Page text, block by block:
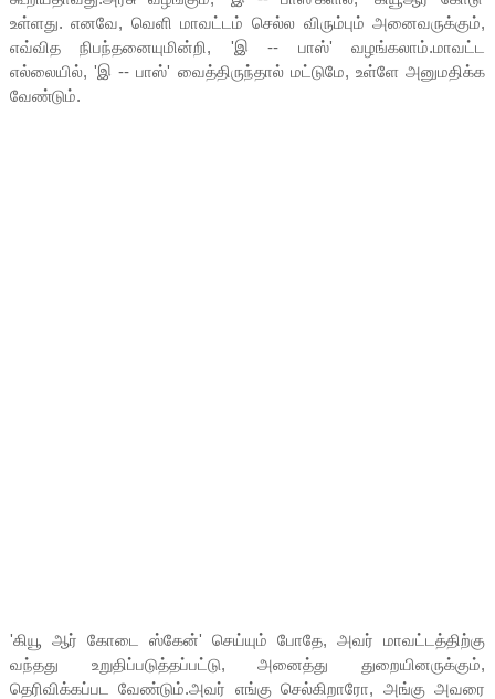
உள்ளது. எனவே, வெளி மாவட்டம் செல்ல விரும்பும் அனைவருக்கும்,
எவ்வித நிபந்தனையுமின்றி, 'இ -- பாஸ்' வழங்கலாம்.மாவட்ட
எல்லையில், 'இ -- பாஸ்' வைத்திருந்தால் மட்டுமே, உள்ளே அனுமதிக்க
வேண்டும்.
'கியூ ஆர் கோடை ஸ்கேன்' செய்யும் போதே, அவர் மாவட்டத்திற்கு
வந்தது உறுதிப்படுத்தப்பட்டு, அனைத்து துறையினருக்கும்,
தெரிவிக்கப்பட வேண்டும்.அவர் எங்கு செல்கிறாரோ, அங்கு அவரை